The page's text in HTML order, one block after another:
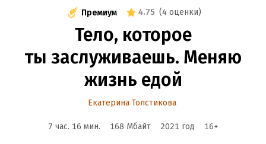
Премиум 4.75 (4 оценки)
Тело, которое
ты заслуживаешь. Меняю
жизнь едой
Екатерина Толстикова
7 час. 16 мин. 168 Мбайт 2021 год 16+